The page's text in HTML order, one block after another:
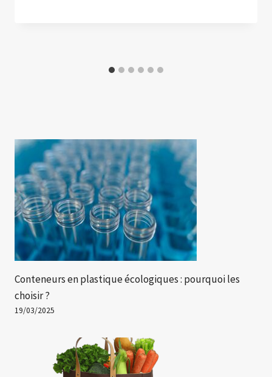
Conteneurs en plastique écologiques : pourquoi les
choisir ?
19/03/2025